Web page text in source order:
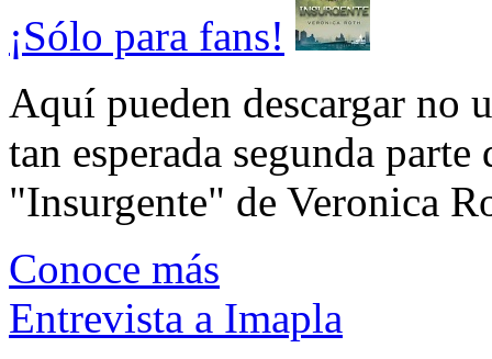
¡Sólo para fans!
Aquí pueden descargar no
tan esperada segunda
"Insurgente" de Veronica
Conoce más
Entrevista a Imapla